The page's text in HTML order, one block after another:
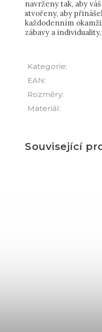
navrženy tak, aby
stvořeny, aby
každodenním
zábavy a
Kategorie:
EAN:
Rozměry:
Materiál:
Související